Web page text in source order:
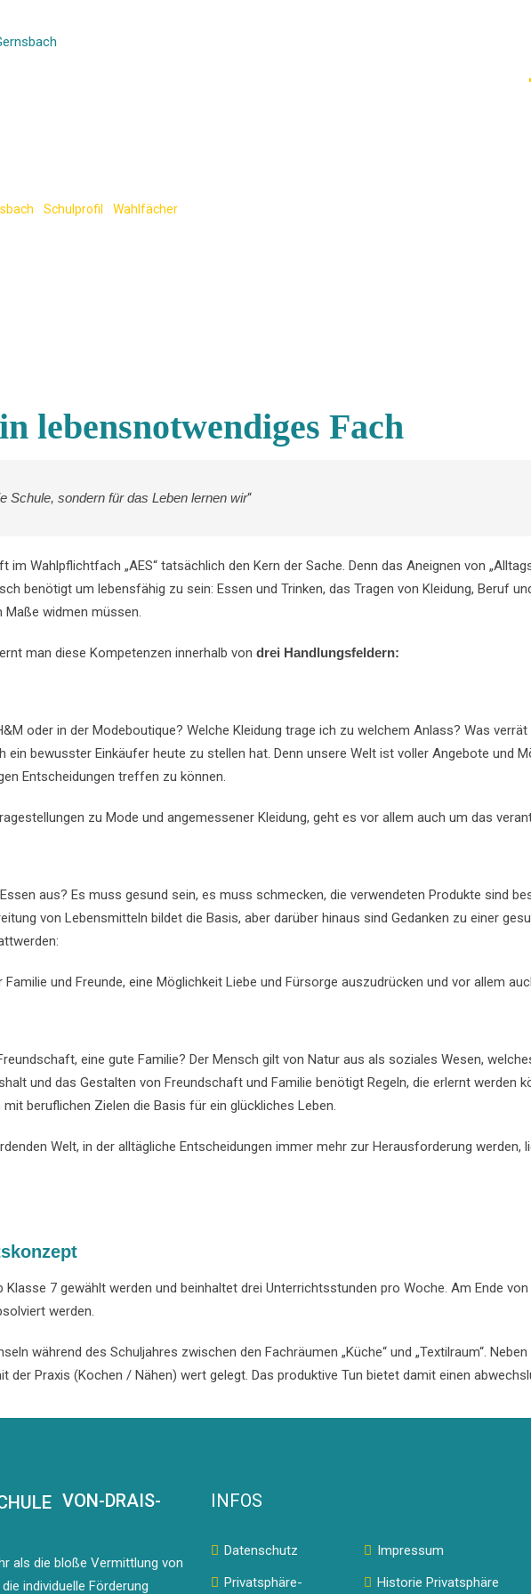
Schulprofil Wahlfächer
lebensnotwendiges Fach
Schule, sondern für das Leben lernen wir“
Wahlpflichtfach „AES“ tatsächlich den Kern der Sache. Denn das Aneignen von
benötigt um lebensfähig zu sein: Essen und Trinken, das Tragen von Kleidung, Beruf
Maße widmen müssen.
man diese Kompetenzen innerhalb von drei Handlungsfeldern:
oder in der Modeboutique? Welche Kleidung trage ich zu welchem Anlass? Was
ein bewusster Einkäufer heute zu stellen hat. Denn unsere Welt ist voller Angebote und
Entscheidungen treffen zu können.
zu Mode und angemessener Kleidung, geht es vor allem auch um das
aus? Es muss gesund sein, es muss schmecken, die verwendeten Produkte sind
von Lebensmitteln bildet die Basis, aber darüber hinaus sind Gedanken zu einer
und Freunde, eine Möglichkeit Liebe und Fürsorge auszudrücken und vor allem
eine gute Familie? Der Mensch gilt von Natur aus als soziales Wesen,
und das Gestalten von Freundschaft und Familie benötigt Regeln, die erlernt werden
beruflichen Zielen die Basis für ein glückliches Leben.
Welt, in der alltägliche Entscheidungen immer mehr zur Herausforderung
Klasse 7 gewählt werden und beinhaltet drei Unterrichtsstunden pro Woche. Am Ende
werden.
während des Schuljahres zwischen den Fachräumen „Küche“ und „Textilraum“.
der Praxis (Kochen / Nähen) wert gelegt. Das produktive Tun bietet damit einen
VON-DRAIS-
als die bloße Vermittlung von
individuelle Förderung
INFOS
Datenschutz
Impressum
Privatsphäre-
Historie Privatsphäre